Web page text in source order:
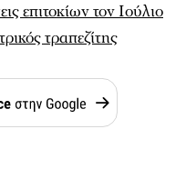
επιτοκίων τον Ιούλιο
τραπεζίτης